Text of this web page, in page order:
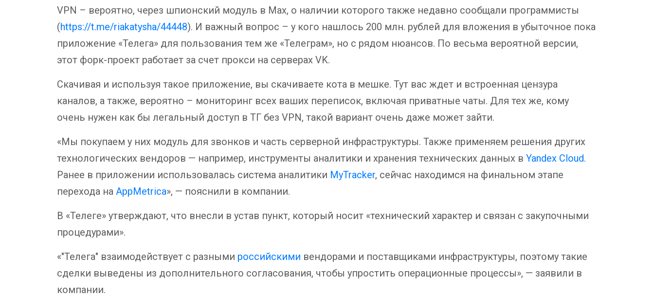
VPN – вероятно, через шпионский модуль в Max, о наличии которого также недавно сообщали программисты
(https://t.me/riakatysha/44448). И важный вопрос – у кого нашлось 200 млн. рублей для вложения в убыточное пока
приложение «Телега» для пользования тем же «Телеграм», но с рядом нюансов. По весьма вероятной версии,
этот форк-проект работает за счет прокси на серверах VK.
Скачивая и используя такое приложение, вы скачиваете кота в мешке. Тут вас ждет и встроенная цензура
каналов, а также, вероятно – мониторинг всех ваших переписок, включая приватные чаты. Для тех же, кому
очень нужен как бы легальный доступ в ТГ без VPN, такой вариант очень даже может зайти.
«Мы покупаем у них модуль для звонков и часть серверной инфраструктуры. Также применяем решения других
технологических вендоров — например, инструменты аналитики и хранения технических данных в Yandex Cloud.
Ранее в приложении использовалась система аналитики MyTracker, сейчас находимся на финальном этапе
перехода на AppMetrica», — пояснили в компании.
В «Телеге» утверждают, что внесли в устав пункт, который носит «технический характер и связан с закупочными
процедурами».
«"Телега" взаимодействует с разными российскими вендорами и поставщиками инфраструктуры, поэтому такие
сделки выведены из дополнительного согласования, чтобы упростить операционные процессы», — заявили в
компании.